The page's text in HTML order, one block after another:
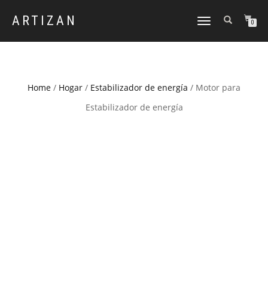
ARTIZAN
CAMBIAR
0
Home / Hogar / Estabilizador de energía / Motor para
Estabilizador de energía